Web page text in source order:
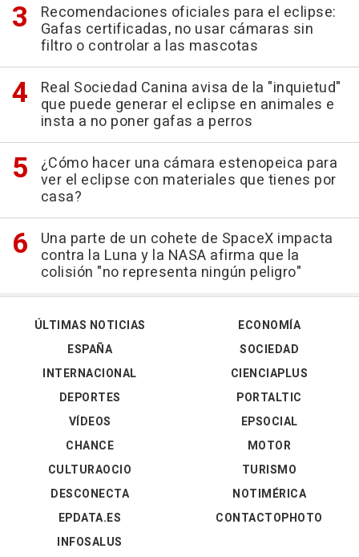
Recomendaciones oficiales para el eclipse:
Gafas certificadas, no usar cámaras sin
filtro o controlar a las mascotas
Real Sociedad Canina avisa de la "inquietud"
que puede generar el eclipse en animales e
insta a no poner gafas a perros
¿Cómo hacer una cámara estenopeica para
ver el eclipse con materiales que tienes por
casa?
Una parte de un cohete de SpaceX impacta
contra la Luna y la NASA afirma que la
colisión "no representa ningún peligro"
ÚLTIMAS NOTICIAS
ESPAÑA
INTERNACIONAL
DEPORTES
VÍDEOS
ECONOMÍA
SOCIEDAD
CIENCIAPLUS
PORTALTIC
EPSOCIAL
CHANCE
CULTURAOCIO
DESCONECTA
EPDATA.ES
INFOSALUS
MOTOR
TURISMO
NOTIMÉRICA
CONTACTOPHOTO